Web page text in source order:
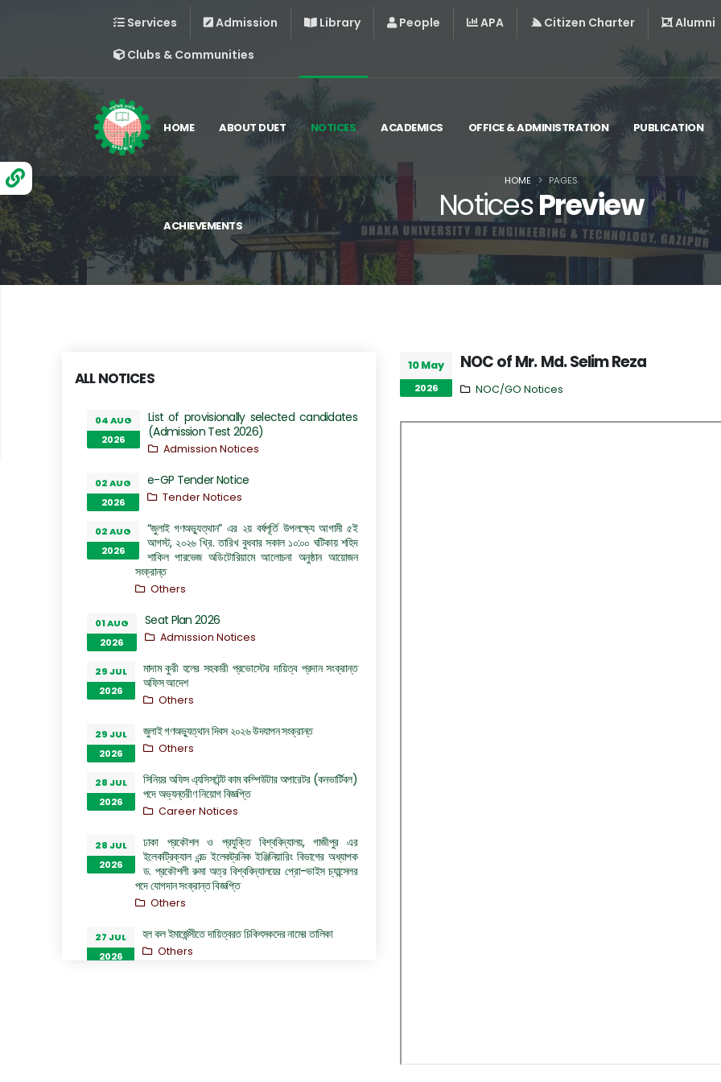
Services Admission Library People APA Citizen Charter
Alumni
Clubs & Communities
HOME ABOUT DUET NOTICES ACADEMICS OFFICE & ADMINISTRATION PUBLICATION
ACHIEVEMENTS
NoticesPreview
HOME PAGES
ALL NOTICES
04 AUG
2026
List of provisionally selected candidates
(Admission Test 2026)
Admission Notices
02 AUG
2026
e-GP Tender Notice
Tender Notices
02 AUG
2026
“জুলাই গণঅভ্যুত্থান” এর ২য় বর্ষপূর্তি উপলক্ষ্যে আগামী ৫ই
আগস্ট, ২০২৬ খ্রি. তারিখ বুধবার সকাল ১০:০০ ঘটিকায় শহিদ
শাকিল পারভেজ অডিটোরিয়ামে আলোচনা অনুষ্ঠান আয়োজন
সংক্রান্ত
Others
01 AUG
2026
Seat Plan 2026
Admission Notices
29 JUL
2026
মাদাম কুরী হলের সহকারী প্রভোস্টের দায়িত্ব প্রদান সংক্রান্ত
অফিস আদেশ
Others
29 JUL
2026
জুলাই গণঅভ্যুত্থান দিবস ২০২৬ উদযাপন সংক্রান্ত
Others
28 JUL
2026
সিনিয়র অফিস এ্যসিসটেন্ট কাম কম্পিউটার অপারেটর (কনভার্টিবল)
পদে অভ্যন্তরীণ নিয়োগ বিজ্ঞপ্তি
Career Notices
28 JUL
2026
ঢাকা প্রকৌশল ও প্রযুক্তি বিশ্ববিদ্যালয়, গাজীপুর এর
ইলেকট্রিক্যাল এন্ড ইলেকট্রনিক ইঞ্জিনিয়ারিং বিভাগের অধ্যাপক
ড. প্রকৌশলী রুমা অত্র বিশ্ববিদ্যালয়ের প্রো-ভাইস চ্যান্সেলর
পদে যোগদান সংক্রান্ত বিজ্ঞপ্তি
Others
27 JUL
2026
হল কল ইমার্জেন্সীতে দায়িত্বরত চিকিৎসকদের নামের তালিকা
Others
10 May
2026
NOC of Mr. Md. Selim Reza
NOC/GO Notices